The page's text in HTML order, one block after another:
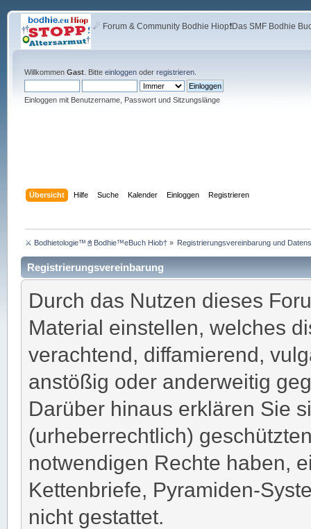
☄ Forum & Community Bodhie Hiop❗Das SMF Bodhie
Willkommen Gast. Bitte einloggenoder registrieren.
Einloggen mit Benutzername, Passwort und Sitzungslänge
Übersicht Hilfe Suche Kalender Einloggen Registrieren
⚔ Bodhietologie™📓Bodhie™eBuch Hiob† » Registrierungsvereinbarung und
Registrierungsvereinbarung
Durch das Nutzen dieses
Material einstellen, welches
verachtend, diffamierend,
anstößig oder anderweitig
Darüber hinaus erklären Sie
(urheberrechtlich)
notwendigen Rechte haben,
Kettenbriefe, Pyramiden-
nicht gestattet.